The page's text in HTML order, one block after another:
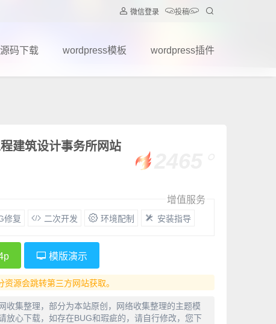
微信登录 投稿
源码下载 wordpress模板 wordpress插件
建筑设计事务所网站
增值服务
修复 二次开发 环境配制 安装指导
模版演示
源会跳转第三方网站获取。
收集整理，部分为本站原创，网络收集整理的主题模
放心下载，如存在BUG和瑕疵的，请自行修改，您下